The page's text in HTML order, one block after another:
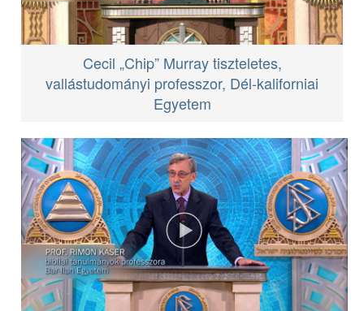
Cecil „Chip” Murray tiszteletes,
vallástudományi professzor, Dél‑kaliforniai
Egyetem